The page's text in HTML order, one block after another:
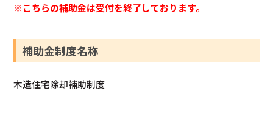
※こちらの補助金は受付を終了しております。
補助金制度名称
木造住宅除却補助制度